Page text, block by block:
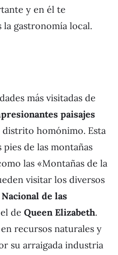
y en él te
gastronomía local.
más visitadas de
paisajes
distrito homónimo. Esta
de las montañas
las «Montañas de la
visitar los diversos
de las
de Queen Elizabeth.
recursos naturales y
su arraigada industria